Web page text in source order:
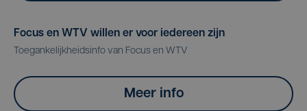
Focus en WTV willen er voor iedereen zijn
Toegankelijkheidsinfo van Focus en WTV
Meer info